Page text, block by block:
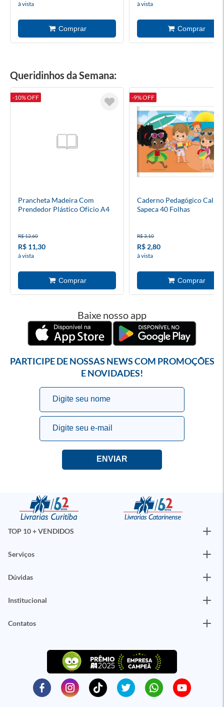
à vista à vista
Queridinhos da Semana:
-10% OFF
Prancheta Madeira Com
Prendedor Plástico Ofício A4
R$ 12,60
R$ 11,30
à vista
-9% OFF
Caderno Pedagógico
Sapeca 40 Folhas
R$ 3,10
R$ 2,80
à vista
Baixe nosso app
PARTICIPE DE NOSSAS NEWS COM PROMOÇÕES
E NOVIDADES!
TOP 10 + VENDIDOS
Serviços
Dúvidas
Institucional
Contatos